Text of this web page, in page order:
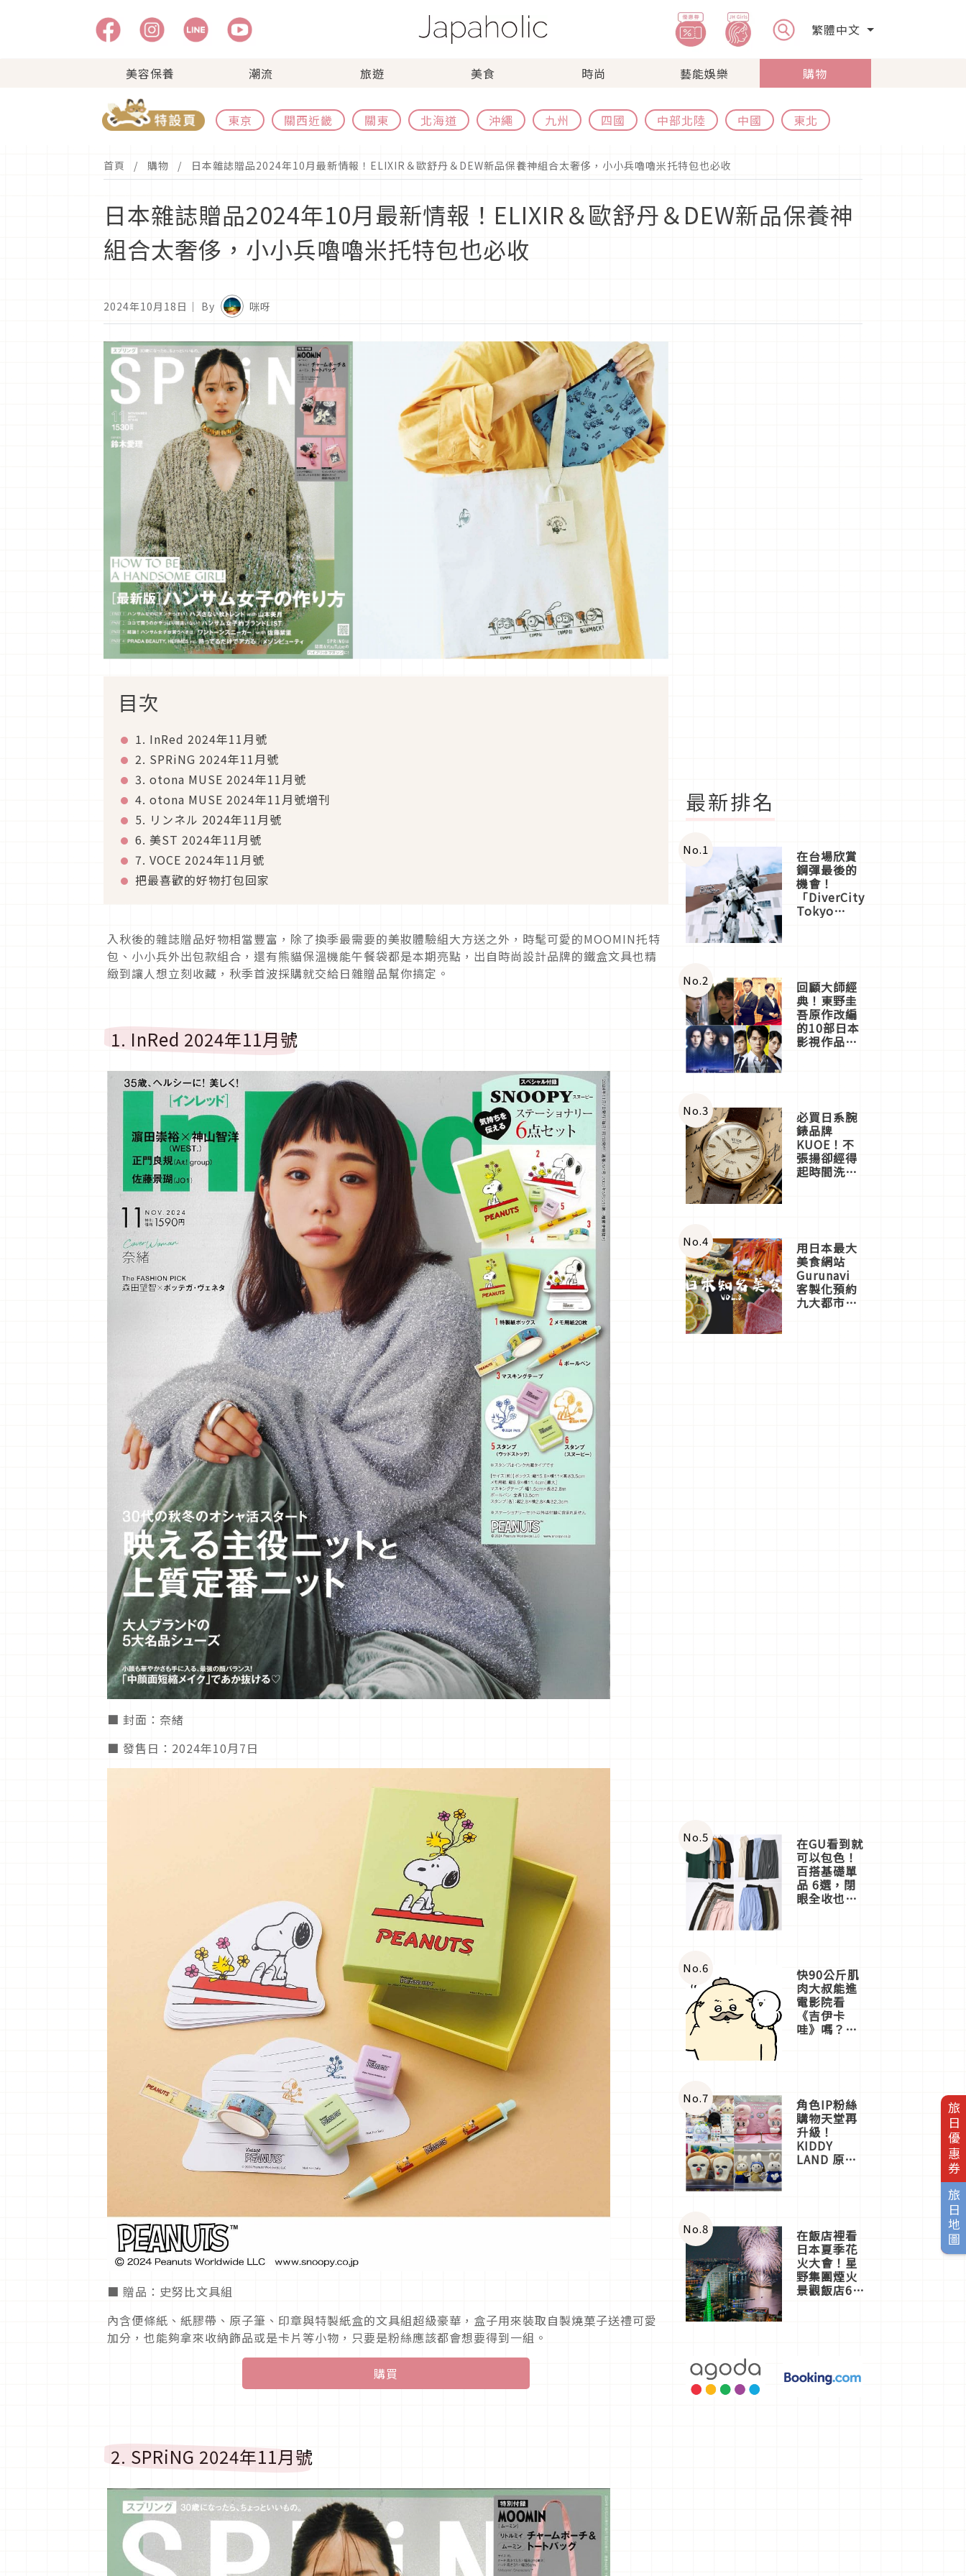
繁體中文
美容保養 潮流 旅遊 美食 時尚 藝能娛樂 購物
東京 關西近畿 關東 北海道 沖繩 九州 四國 中部北陸 中國 東北
旅日優惠券
旅日地圖
首頁 購物 日本雜誌贈品2024年10月最新情報！ELIXIR＆歐舒丹＆DEW新品保養神組合太奢侈，小小兵嚕嚕米托特包也必收
日本雜誌贈品2024年10月最新情報！ELIXIR＆歐舒丹＆DEW新品保養神
組合太奢侈，小小兵嚕嚕米托特包也必收
2024年10月18日 ｜ By 咪呀
目次
1. InRed 2024年11月號
2. SPRiNG 2024年11月號
3. otona MUSE 2024年11月號
4. otona MUSE 2024年11月號增刊
5. リンネル 2024年11月號
6. 美ST 2024年11月號
7. VOCE 2024年11月號
把最喜歡的好物打包回家
入秋後的雜誌贈品好物相當豐富，除了換季最需要的美妝體驗組大方送之外，時髦可愛的MOOMIN托特
包、小小兵外出包款組合，還有熊貓保溫機能午餐袋都是本期亮點，出自時尚設計品牌的鐵盒文具也精
緻到讓人想立刻收藏，秋季首波採購就交給日雜贈品幫你搞定。
1. InRed 2024年11月號
■ 封面：奈緒
■ 發售日：2024年10月7日
■ 贈品：史努比文具組
內含便條紙、紙膠帶、原子筆、印章與特製紙盒的文具組超級豪華，盒子用來裝取自製燒菓子送禮可愛
加分，也能夠拿來收納飾品或是卡片等小物，只要是粉絲應該都會想要得到一組。
購買
2. SPRiNG 2024年11月號
最新排名
No.1 在台場欣賞
鋼彈最後的
機會！
「DiverCity
Tokyo
體驗
No.2 回顧大師經
典！東野圭
吾原作改編
的10部日本
影視作品推
No.3 必買日系腕
錶品牌
KUOE！不
張揚卻經得
起時間洗鍊
No.4 用日本最大
美食網站
Gurunavi
客製化預約
九大都市餐
No.5 在GU看到就
可以包色！
百搭基礎單
品 6選，閉
眼全收也不
No.6 快90公斤肌
肉大叔能進
電影院看
《吉伊卡
哇》嗎？日
一同給出了
答案
No.7 角色IP粉絲
購物天堂再
升級！
KIDDY
LAND 原宿
店3分即達
No.8 在飯店裡看
日本夏季花
火大會！星
野集團煙火
景觀飯店6